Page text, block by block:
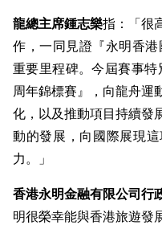
龍總主席鍾志樂指：「很
作，一同見證『永明香
重要里程碑。今屆賽事
周年錦標賽』，向龍舟運
化，以及推動項目持續發
動的發展，向國際展現
力。」
香港永明金融有限公司行
明很榮幸能與香港旅遊發